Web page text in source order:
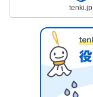
tenki.jp